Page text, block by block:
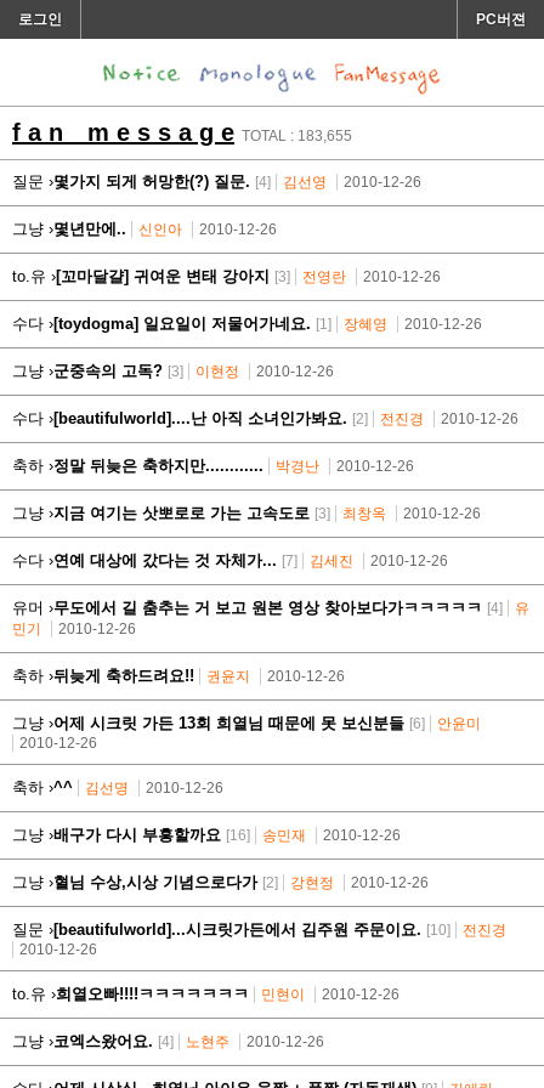
로그인 PC버젼
f a n m e s s a g e TOTAL : 183,655
질문 ›몇가지 되게 허망한(?) 질문. [4] 김선영 2010-12-26
그냥 ›몇년만에.. 신인아 2010-12-26
to.유 ›[꼬마달걀] 귀여운 변태 강아지 [3] 전영란 2010-12-26
수다 ›[toydogma] 일요일이 저물어가네요. [1] 장혜영 2010-12-26
그냥 ›군중속의 고독? [3] 이현정 2010-12-26
수다 ›[beautifulworld]....난 아직 소녀인가봐요. [2] 전진경 2010-12-26
축하 ›정말 뒤늦은 축하지만............ 박경난 2010-12-26
그냥 ›지금 여기는 삿뽀로로 가는 고속도로 [3] 최창옥 2010-12-26
수다 ›연예 대상에 갔다는 것 자체가... [7] 김세진 2010-12-26
유머 ›무도에서 길 춤추는 거 보고 원본 영상 찾아보다가ㅋㅋㅋㅋㅋ [4]
유
민기
2010-12-26
축하 ›뒤늦게 축하드려요!! 권윤지 2010-12-26
그냥 ›어제 시크릿 가든 13회 희열님 때문에 못 보신분들 [6]
안윤미
2010-12-26
축하 ›^^ 김선명 2010-12-26
그냥 ›배구가 다시 부흥할까요 [16] 송민재 2010-12-26
그냥 ›혈님 수상,시상 기념으로다가 [2] 강현정 2010-12-26
질문 ›[beautifulworld]...시크릿가든에서 김주원 주문이요. [10]
전진경
2010-12-26
to.유 ›희열오빠!!!!ㅋㅋㅋㅋㅋㅋㅋ 민현이 2010-12-26
그냥 ›코엑스왔어요. [4] 노현주 2010-12-26